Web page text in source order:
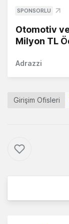
SPONSORLU
Otomotiv
Milyon TL
Adrazzi
Girişim Ofisleri